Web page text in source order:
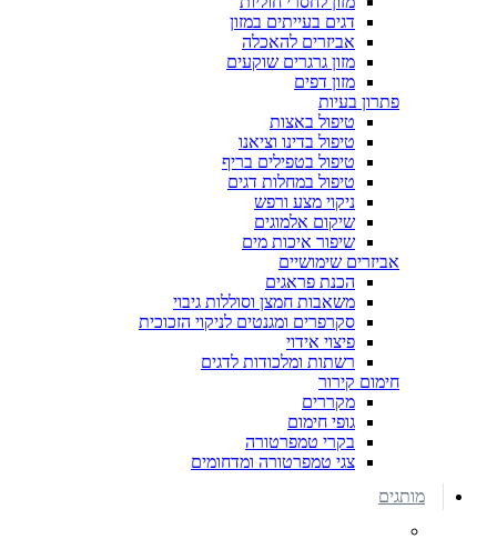
דגים בעייתים במזון
אביזרים להאכלה
מזון גרגרים שוקעים
מזון דפים
פתרון בעיות
טיפול באצות
טיפול בדינו וציאנו
טיפול בטפילים בריף
טיפול במחלות דגים
ניקוי מצע ורפש
שיקום אלמוגים
שיפור איכות מים
אביזרים שימושיים
הכנת פראגים
משאבות חמצן וסוללות גיבוי
סקרפרים ומגנטים לניקוי הזכוכית
פיצוי אידוי
רשתות ומלכודות לדגים
חימום קירור
מקררים
גופי חימום
בקרי טמפרטורה
צגי טמפרטורה ומדחומים
מותגים